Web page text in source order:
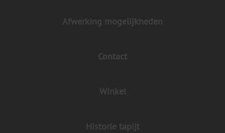
Afwerking mogelijkheden
Contact
Winkel
Historie tapijt